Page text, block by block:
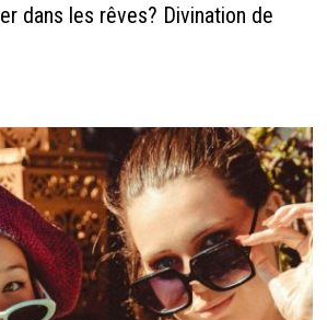
dans les rêves? Divination de